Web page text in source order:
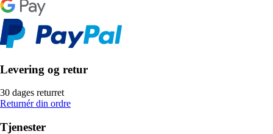
Levering og retur
30 dages returret
Returnér din ordre
Tjenester